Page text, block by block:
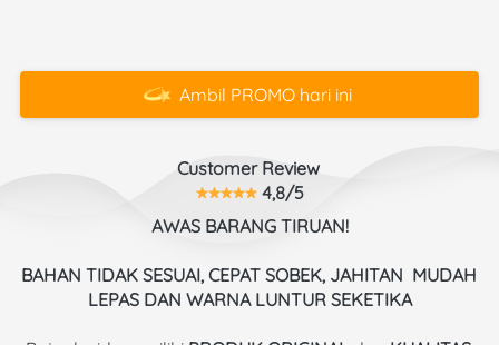
` Ambil PROMO hari ini
Customer Review
4,8/5
AWAS BARANG TIRUAN!
BAHAN TIDAK SESUAI, CEPAT SOBEK, JAHITAN  MUDAH
LEPAS DAN WARNA LUNTUR SEKETIKA